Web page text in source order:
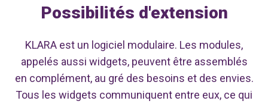
Possibilités d'extension
KLARA est un logiciel modulaire. Les modules,
appelés aussi widgets, peuvent être assemblés
en complément, au gré des besoins et des envies.
Tous les widgets communiquent entre eux, ce qui